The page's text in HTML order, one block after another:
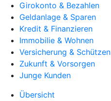
Girokonto & Bezahlen
Geldanlage & Sparen
Kredit & Finanzieren
Immobilie & Wohnen
Versicherung & Schützen
Zukunft & Vorsorgen
Junge Kunden
Übersicht